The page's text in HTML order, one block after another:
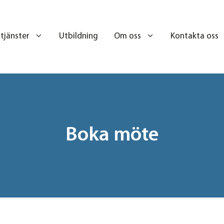
tjänster Utbildning Om oss Kontakta oss
Boka möte